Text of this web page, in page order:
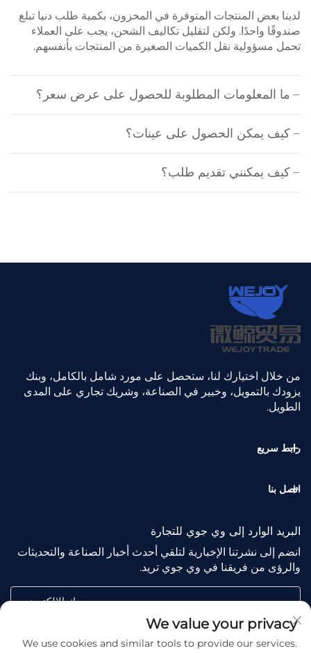
لدينا بعض المنتجات المتوفرة في المخزون، بكمية طلب دنيا تبلغ
صندوقًا واحدًا. ولكن لتقليل تكاليف الشحن، يجب على العملاء
تحمل مسؤولية نقل الكميات الصغيرة من المنتجات بأنفسهم.
ما المعلومات المطلوبة للحصول على عرض سعر؟
كيف يمكن الحصول على عينات؟
كيف يمكنني تقديم طلب؟
من خلال اختيارك لنا، ستحصل على مورد شامل بالكامل، وبنك
يزودك بالتمويل، وخبير في الصناعة، وشريك تجاري على المدى
الطويل.
رابط سريع
اتصل بنا
البريد الوارد إلى وي جوي للتجارة
انضم إلى نشرتنا الإخبارية لتلقي أحدث أخبار الصناعة والتحديثات
والرؤى من فريقنا في وي جوي تريد.
بريدك الإلكتروني
Subscribe
We value your privacy
We use cookies and similar tools to provide our services.